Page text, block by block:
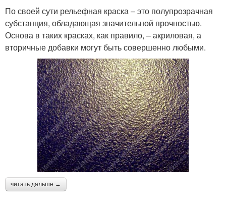
По своей сути рельефная краска – это полупрозрачная
субстанция, обладающая значительной прочностью.
Основа в таких красках, как правило, – акриловая, а
вторичные добавки могут быть совершенно любыми.
читать дальше →